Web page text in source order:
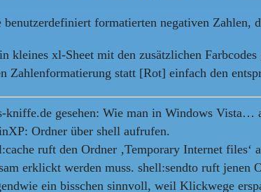
benutzerdefiniert formatierten negativen Zahlen,
kleines xl-Sheet mit den zusätzlichen
Zahlenformatierung statt [Rot] einfach den
gesehen: Wie man in Windows Vista…
Ordner über shell aufrufen.
ruft den Ordner ‚Temporary Internet
erklickt werden muss. shell:sendto ruft
ein bisschen sinnvoll, weil Klickwege